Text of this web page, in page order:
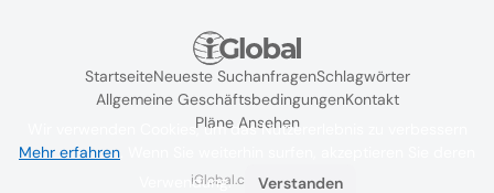
StartseiteNeueste SuchanfragenSchlagwörter
Allgemeine GeschäftsbedingungenKontakt
Pläne Ansehen
iGlobal.co @ 2024
Wir verwenden Cookies, um das Nutzererlebnis zu verbessern
Mehr erfahren
Verwendung.
Verstanden